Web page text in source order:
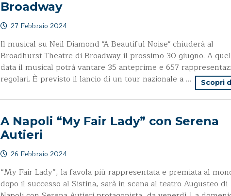
Broadway
27 Febbraio 2024
Il musical su Neil Diamond "A Beautiful Noise" chiuderà al
Broadhurst Theatre di Broadway il prossimo 30 giugno. A
data il musical potrà vantare 35 anteprime e 657
regolari. È previsto il lancio di un tour nazionale a …
Scopri
A Napoli “My Fair Lady” con Serena
Autieri
26 Febbraio 2024
“My Fair Lady”, la favola più rappresentata e premiata al
dopo il successo al Sistina, sarà in scena al teatro Augusteo di